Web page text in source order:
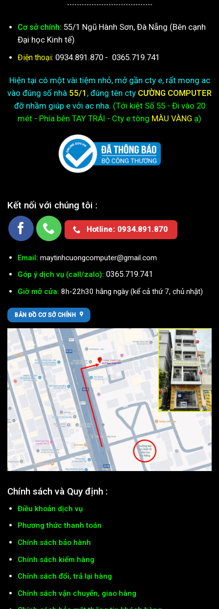
-----------------------------------
Cơ sở chính: 55/1 Ngũ Hành Sơn, Đà Nẵng (Bên cạnh
Đại học Kinh tế)
Điện thoại: 0934.891.870 - 0365.719.741
Hiện tại có một vài tiệm nhỏ, mở gần cty e, rất mong ac
vào đúng số nhà 55/1 , đúng tên cty CƯỜNG COMPUTER
đỡ nhầm giúp e với ac nha. (Tới kiệtSố 55 - Đi vào 20
mét - Phía bên TAY TRÁI - Cty e tông MÀU VÀNG ạ)
Kết nối với chúng tôi :
Hotline: 0934.891.870
Email: maytinhcuongcomputer@gmail.com
Góp ý dịch vụ (call/zalo): 0365.719.741
Giờ mở cửa: 8h-22h30 hằng ngày (kể cả thứ 7, chủ nhật)
BẢN ĐỒ CƠ SỞ CHÍNH
Chính sách và Quy định :
Điều khoản dịch vụ
Phương thức thanh toán
Chính sách bảo hành
Chính sách kiểm hàng
Chính sách đổi, trả lại hàng
Chính sách vận chuyển, giao hàng